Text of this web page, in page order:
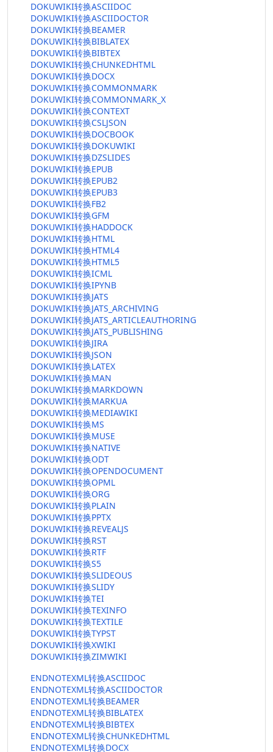
DOKUWIKI转换ASCIIDOC
DOKUWIKI转换ASCIIDOCTOR
DOKUWIKI转换BEAMER
DOKUWIKI转换BIBLATEX
DOKUWIKI转换BIBTEX
DOKUWIKI转换CHUNKEDHTML
DOKUWIKI转换DOCX
DOKUWIKI转换COMMONMARK
DOKUWIKI转换COMMONMARK_X
DOKUWIKI转换CONTEXT
DOKUWIKI转换CSLJSON
DOKUWIKI转换DOCBOOK
DOKUWIKI转换DOKUWIKI
DOKUWIKI转换DZSLIDES
DOKUWIKI转换EPUB
DOKUWIKI转换EPUB2
DOKUWIKI转换EPUB3
DOKUWIKI转换FB2
DOKUWIKI转换GFM
DOKUWIKI转换HADDOCK
DOKUWIKI转换HTML
DOKUWIKI转换HTML4
DOKUWIKI转换HTML5
DOKUWIKI转换ICML
DOKUWIKI转换IPYNB
DOKUWIKI转换JATS
DOKUWIKI转换JATS_ARCHIVING
DOKUWIKI转换JATS_ARTICLEAUTHORING
DOKUWIKI转换JATS_PUBLISHING
DOKUWIKI转换JIRA
DOKUWIKI转换JSON
DOKUWIKI转换LATEX
DOKUWIKI转换MAN
DOKUWIKI转换MARKDOWN
DOKUWIKI转换MARKUA
DOKUWIKI转换MEDIAWIKI
DOKUWIKI转换MS
DOKUWIKI转换MUSE
DOKUWIKI转换NATIVE
DOKUWIKI转换ODT
DOKUWIKI转换OPENDOCUMENT
DOKUWIKI转换OPML
DOKUWIKI转换ORG
DOKUWIKI转换PLAIN
DOKUWIKI转换PPTX
DOKUWIKI转换REVEALJS
DOKUWIKI转换RST
DOKUWIKI转换RTF
DOKUWIKI转换S5
DOKUWIKI转换SLIDEOUS
DOKUWIKI转换SLIDY
DOKUWIKI转换TEI
DOKUWIKI转换TEXINFO
DOKUWIKI转换TEXTILE
DOKUWIKI转换TYPST
DOKUWIKI转换XWIKI
DOKUWIKI转换ZIMWIKI
ENDNOTEXML转换ASCIIDOC
ENDNOTEXML转换ASCIIDOCTOR
ENDNOTEXML转换BEAMER
ENDNOTEXML转换BIBLATEX
ENDNOTEXML转换BIBTEX
ENDNOTEXML转换CHUNKEDHTML
ENDNOTEXML转换DOCX